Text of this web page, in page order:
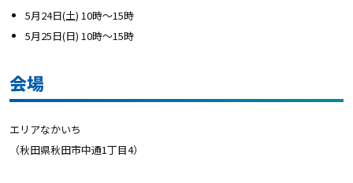
5月24日(土) 10時～15時
5月25日(日) 10時～15時
会場
エリアなかいち
（秋田県秋田市中通1丁目4）